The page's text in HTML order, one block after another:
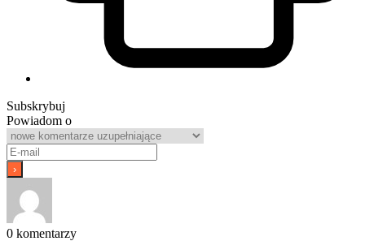
Subskrybuj
Powiadom o
0 komentarzy